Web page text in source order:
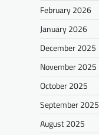
February 2026
January 2026
December 2025
November 2025
October 2025
September 2025
August 2025